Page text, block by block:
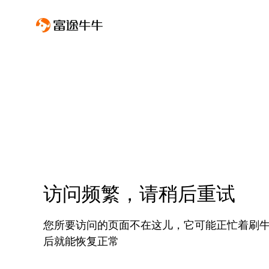
访问频繁，请稍后重试
您所要访问的页面不在这儿，它可能正忙着刷
后就能恢复正常